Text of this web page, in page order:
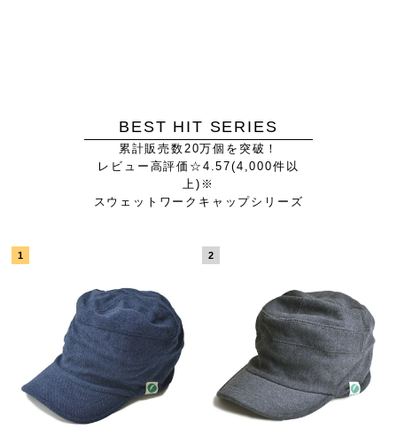
BEST HIT SERIES
累計販売数20万個を突破！
レビュー高評価☆4.57(4,000件以
上)※
スウェットワークキャップシリーズ